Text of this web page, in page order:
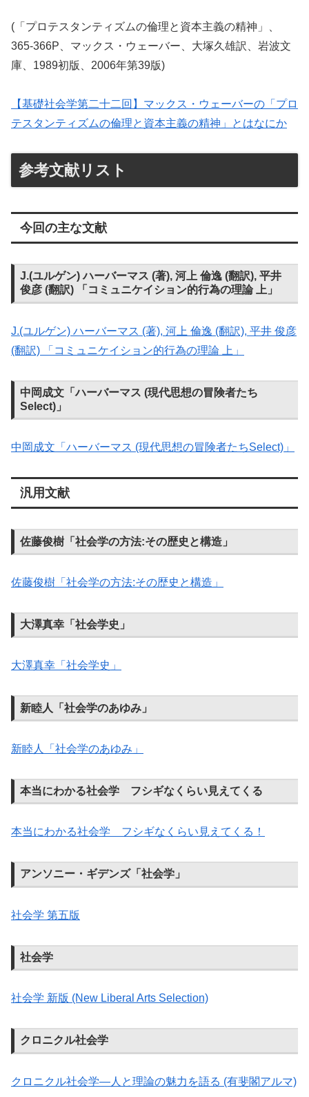
(「プロテスタンティズムの倫理と資本主義の精神」、
365-366P、マックス・ウェーバー、大塚久雄訳、岩波文
庫、1989初版、2006年第39版)
【基礎社会学第二十二回】マックス・ウェーバーの「プロ
テスタンティズムの倫理と資本主義の精神」とはなにか
参考文献リスト
今回の主な文献
J.(ユルゲン) ハーバーマス (著), 河上 倫逸 (翻訳), 平井
俊彦 (翻訳) 「コミュニケイション的行為の理論 上」
J.(ユルゲン) ハーバーマス (著), 河上 倫逸 (翻訳), 平井 俊彦
(翻訳) 「コミュニケイション的行為の理論 上」
中岡成文「ハーバーマス (現代思想の冒険者たち
Select)」
中岡成文「ハーバーマス (現代思想の冒険者たちSelect)」
汎用文献
佐藤俊樹「社会学の方法:その歴史と構造」
佐藤俊樹「社会学の方法:その歴史と構造」
大澤真幸「社会学史」
大澤真幸「社会学史」
新睦人「社会学のあゆみ」
新睦人「社会学のあゆみ」
本当にわかる社会学 フシギなくらい見えてくる
本当にわかる社会学 フシギなくらい見えてくる！
アンソニー・ギデンズ「社会学」
社会学 第五版
社会学
社会学 新版 (New Liberal Arts Selection)
クロニクル社会学
クロニクル社会学―人と理論の魅力を語る (有斐閣アルマ)